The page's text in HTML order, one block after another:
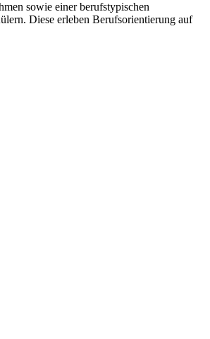
sowie einer berufstypischen
Diese erleben Berufsorientierung auf